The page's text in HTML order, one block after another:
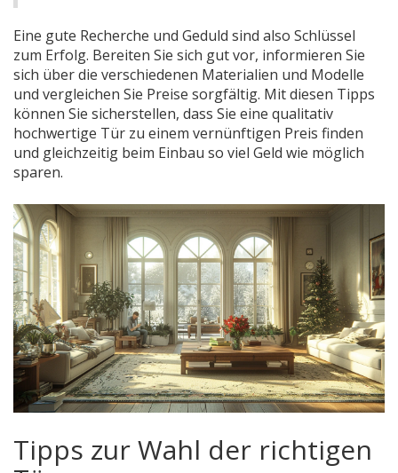
Eine gute Recherche und Geduld sind also Schlüssel
zum Erfolg. Bereiten Sie sich gut vor, informieren Sie
sich über die verschiedenen Materialien und Modelle
und vergleichen Sie Preise sorgfältig. Mit diesen Tipps
können Sie sicherstellen, dass Sie eine qualitativ
hochwertige Tür zu einem vernünftigen Preis finden
und gleichzeitig beim Einbau so viel Geld wie möglich
sparen.
Tipps zur Wahl der richtigen